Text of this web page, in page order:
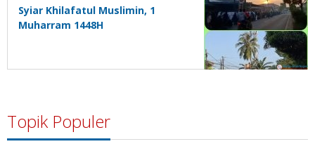
Syiar Khilafatul Muslimin, 1
Muharram 1448H
Topik Populer